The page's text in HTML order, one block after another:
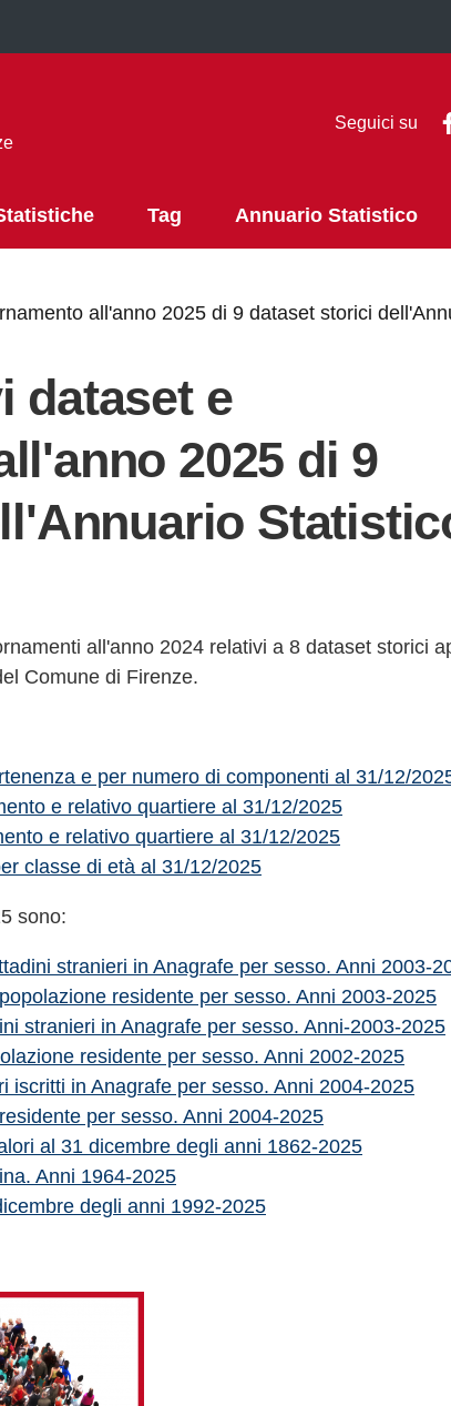
Seguici su
Tag Annuario Statistico
all'anno 2025 di 9 dataset storici
dataset e
2025 di 9
all'anno 2024 relativi a 8 dataset storici
Comune di Firenze.
e per numero di componenti al 31/12/
e relativo quartiere al 31/12/2025
e relativo quartiere al 31/12/2025
classe di età al 31/12/2025
sono:
stranieri in Anagrafe per sesso. Anni 2003-
residente per sesso. Anni 2003-2025
stranieri in Anagrafe per sesso. Anni-2003-2025
residente per sesso. Anni 2002-2025
iscritti in Anagrafe per sesso. Anni 2004-2025
per sesso. Anni 2004-2025
al 31 dicembre degli anni 1862-2025
Anni 1964-2025
degli anni 1992-2025